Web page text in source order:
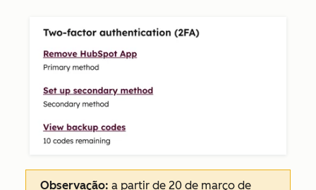
Observação: a partir de 20 de março de